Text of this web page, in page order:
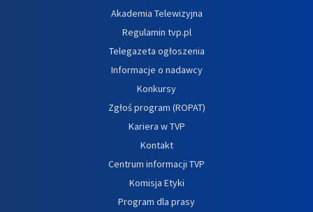
Akademia Telewizyjna
Regulamin tvp.pl
Telegazeta ogłoszenia
Informacje o nadawcy
Konkursy
Zgłoś program (ROPAT)
Kariera w TVP
Kontakt
Centrum informacji TVP
Komisja Etyki
Program dla prasy